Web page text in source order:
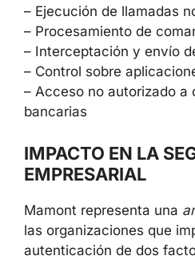
– Ejecución de llamadas
– Procesamiento de
– Interceptación y envío
– Control sobre
– Acceso no autorizado a
bancarias
IMPACTO EN LA
EMPRESARIAL
Mamont representa una
las organizaciones que
autenticación de dos